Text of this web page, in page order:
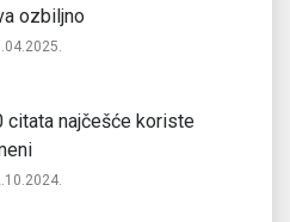
ozbiljno
citata najčešće koriste